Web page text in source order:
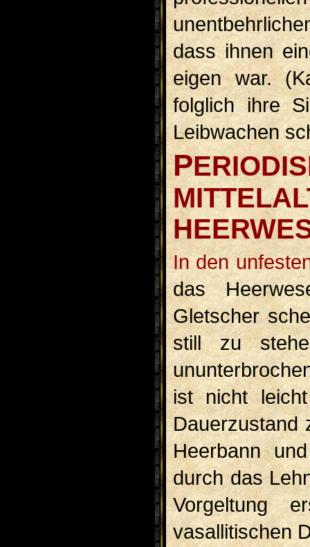
dass ihnen
eigen war.
folglich ihre
Leibwachen
P
In den unfesten Verhältnissen des Mittelalters ist auch
das
Gletscher
still zu
ist nicht
Dauer­zustand
Heerbann
durch das
Vorgeltung
vasallitischen